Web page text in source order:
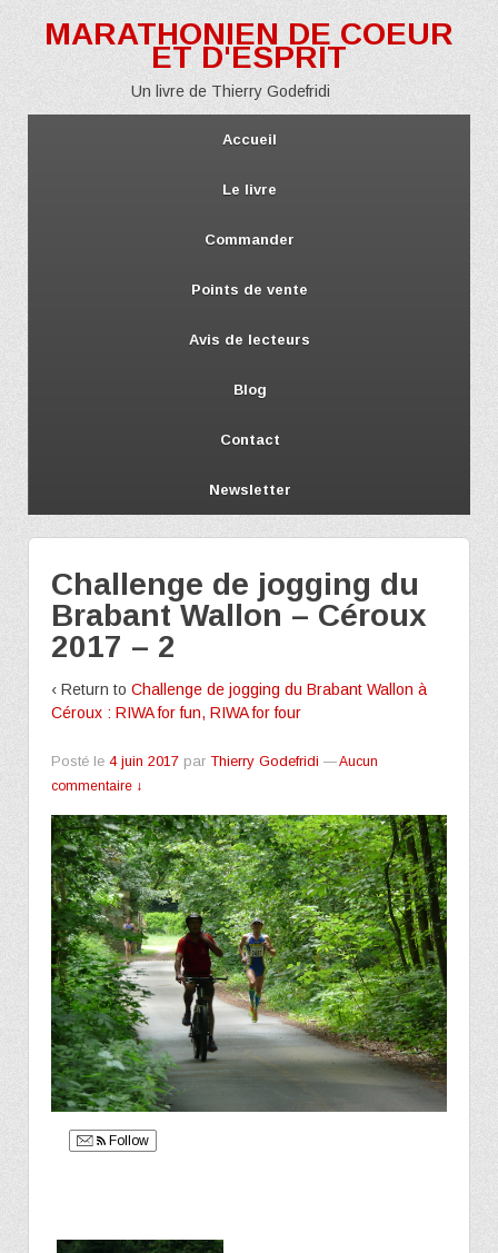
MARATHONIEN DE COEUR
ET D'ESPRIT
Un livre de Thierry Godefridi
Accueil
Le livre
Commander
Points de vente
Avis de lecteurs
Blog
Contact
Newsletter
Challenge de jogging du
Brabant Wallon – Céroux
2017 – 2
‹ Return to Challenge de jogging du Brabant Wallon à
Céroux : RIWA for fun, RIWA for four
Posté le 4 juin 2017 par Thierry Godefridi —Aucun
commentaire ↓
Follow